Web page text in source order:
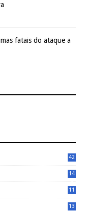
fatais do ataque a
42
14
11
13